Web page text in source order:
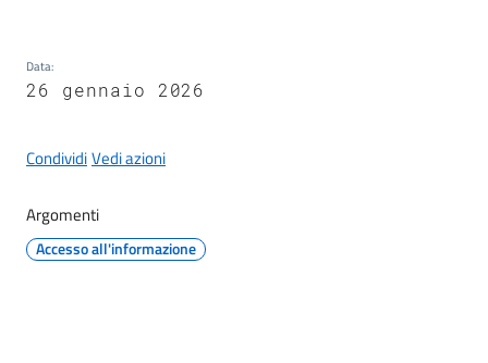
b
o
r
t
o
r
Data:
26 gennaio 2026
CondividiVedi azioni
Argomenti
Accesso all'informazione